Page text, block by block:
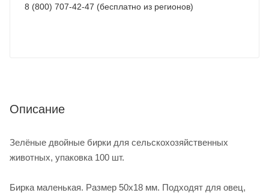
8 (800) 707-42-47 (бесплатно из регионов)
Описание
Зелёные двойные бирки для сельскохозяйственных
животных, упаковка 100 шт.
Бирка маленькая. Размер 50х18 мм. Подходят для овец,